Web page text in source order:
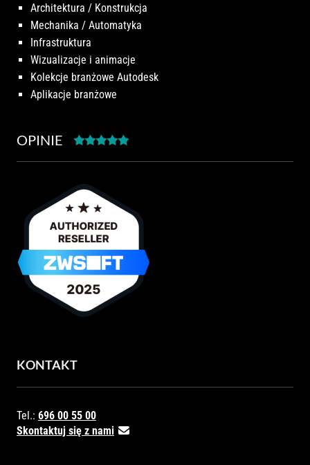
Architektura / Konstrukcja
Mechanika / Automatyka
Infrastruktura
Wizualizacje i animacje
Kolekcje branżowe Autodesk
Aplikacje branżowe
OPINIE
KONTAKT
Tel.: 696 00 55 00
Skontaktuj się z nami